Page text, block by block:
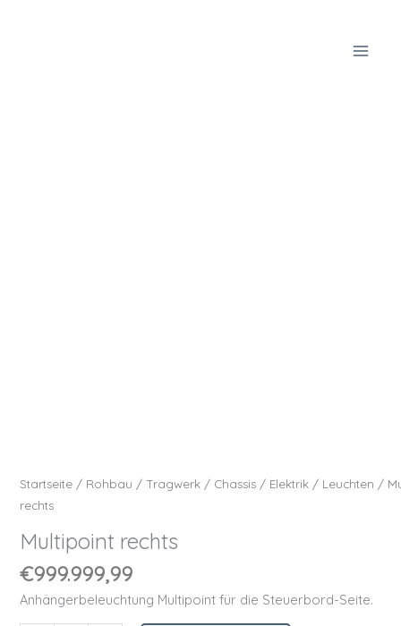
Startseite / Rohbau /Tragwerk / Chassis / Elektrik / Leuchten /
rechts
Multipoint rechts
€999.999,99
Anhängerbeleuchtung Multipoint für die Steuerbord-Seite.